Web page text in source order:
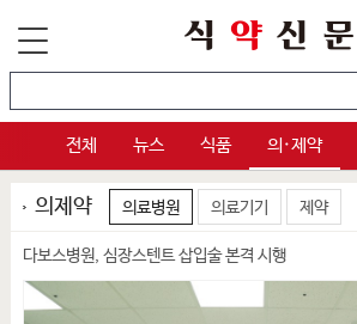
전체 뉴스 식품 의·제약
의제약 의료병원 의료기기 제약
다보스병원, 심장스텐트 삽입술 본격 시행